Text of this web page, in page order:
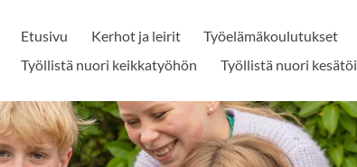
Etusivu Kerhot ja leirit
Työelämäkoulutukset
Työllistä nuori keikkatyöhön
Työllistä nuori